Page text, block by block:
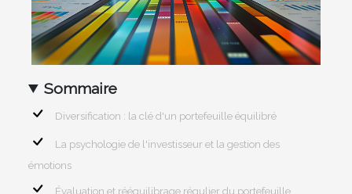
Sommaire
Diversification : la clé d'un portefeuille équilibré
La psychologie de l'investisseur et la gestion des
émotions
Évaluation et rééquilibrage régulier du portefeuille